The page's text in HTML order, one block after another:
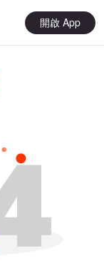
開啟 App